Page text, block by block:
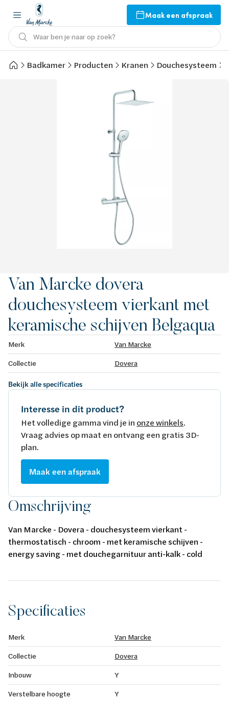
Maak een afspraak
Waar ben je naar op zoek?
Badkamer Producten Kranen Douchesysteem
Van Marcke dovera
douchesysteem vierkant met
keramische schijven Belgaqua
Merk
Van Marcke
Collectie
Dovera
Bekijk alle specificaties
Interesse in dit product?
Het volledige gamma vind je in onze winkels.
Vraag advies op maat en ontvang een gratis 3D-
plan.
Maak een afspraak
Omschrijving
Van Marcke - Dovera - douchesysteem vierkant -
thermostatisch - chroom - met keramische schijven -
energy saving - met douchegarnituur anti-kalk - cold
Specificaties
Merk
Van Marcke
Collectie
Dovera
Inbouw
Y
Verstelbare hoogte
Y